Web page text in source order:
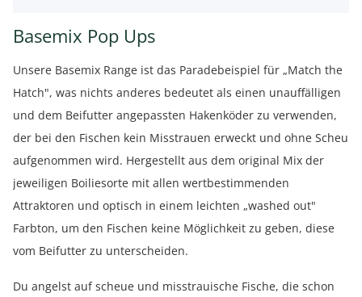
Basemix Pop Ups
Unsere Basemix Range ist das Paradebeispiel für „Match the
Hatch", was nichts anderes bedeutet als einen unauffälligen
und dem Beifutter angepassten Hakenköder zu verwenden,
der bei den Fischen kein Misstrauen erweckt und ohne Scheu
aufgenommen wird. Hergestellt aus dem original Mix der
jeweiligen Boiliesorte mit allen wertbestimmenden
Attraktoren und optisch in einem leichten „washed out"
Farbton, um den Fischen keine Möglichkeit zu geben, diese
vom Beifutter zu unterscheiden.
Du angelst auf scheue und misstrauische Fische, die schon